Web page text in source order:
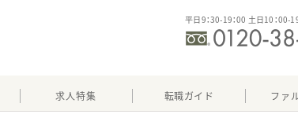
平日9：30-19：00 土日10：00-
求人特集 転職ガイド ファ